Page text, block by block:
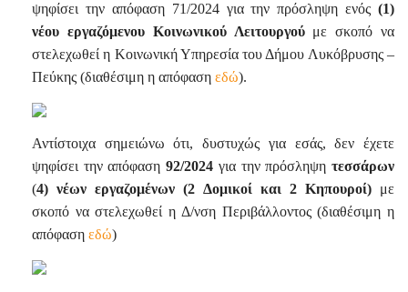
ψηφίσει την απόφαση 71/2024 για την πρόσληψη ενός (1)
νέου εργαζόμενου Κοινωνικού Λειτουργούμε σκοπό να
στελεχωθεί η Κοινωνική Υπηρεσία του Δήμου Λυκόβρυσης –
Πεύκης (διαθέσιμη η απόφαση εδώ).
Αντίστοιχα σημειώνω ότι, δυστυχώς για εσάς, δεν έχετε
ψηφίσει την απόφαση92/2024 για την πρόσληψητεσσάρων
(4) νέων εργαζομένων (2 Δομικοί και 2 Κηπουροί)με
σκοπό να στελεχωθεί η Δ/νση Περιβάλλοντος (διαθέσιμη η
απόφαση εδώ)